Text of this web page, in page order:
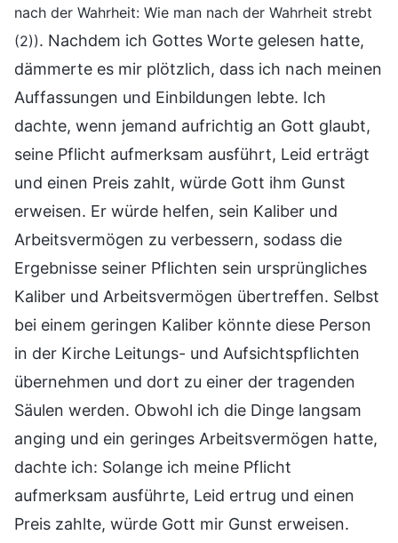
nach der Wahrheit: Wie man nach der Wahrheit strebt
(2)). Nachdem ich Gottes Worte gelesen hatte,
dämmerte es mir plötzlich, dass ich nach meinen
Auffassungen und Einbildungen lebte. Ich
dachte, wenn jemand aufrichtig an Gott glaubt,
seine Pflicht aufmerksam ausführt, Leid erträgt
und einen Preis zahlt, würde Gott ihm Gunst
erweisen. Er würde helfen, sein Kaliber und
Arbeitsvermögen zu verbessern, sodass die
Ergebnisse seiner Pflichten sein ursprüngliches
Kaliber und Arbeitsvermögen übertreffen. Selbst
bei einem geringen Kaliber könnte diese Person
in der Kirche Leitungs- und Aufsichtspflichten
übernehmen und dort zu einer der tragenden
Säulen werden. Obwohl ich die Dinge langsam
anging und ein geringes Arbeitsvermögen hatte,
dachte ich: Solange ich meine Pflicht
aufmerksam ausführte, Leid ertrug und einen
Preis zahlte, würde Gott mir Gunst erweisen.